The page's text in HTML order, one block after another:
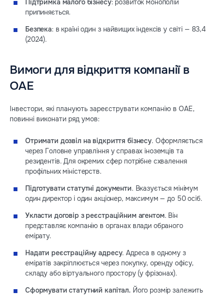
припиняється.
Безпека: в країні один з найвищих індексів у світі — 83,4
(2024).
Вимоги для відкриття компанії в
ОАЕ
Інвестори, які планують зареєструвати компанію в ОАЕ,
повинні виконати ряд умов:
Отримати дозвіл на відкриття бізнесу. Оформляється
через Головне управління у справах іноземців та
резидентів. Для окремих сфер потрібне схвалення
профільних міністерств.
Підготувати статутні документи. Вказується мінімум
один директор і один акціонер, максимум — до 50 осіб.
Укласти договір з реєстраційним агентом. Він
представляє компанію в органах влади обраного
емірату.
Надати реєстраційну адресу. Адреса в одному з
еміратів закріплюється через покупку, оренду офісу,
складу або віртуального простору (у фрізонах).
Сформувати статутний капітал. Його розмір залежить